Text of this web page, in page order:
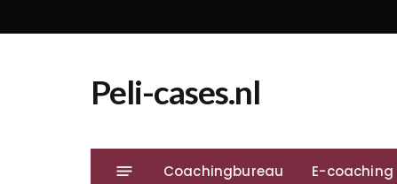
Peli-cases.nl
Coachingbureau E-coaching